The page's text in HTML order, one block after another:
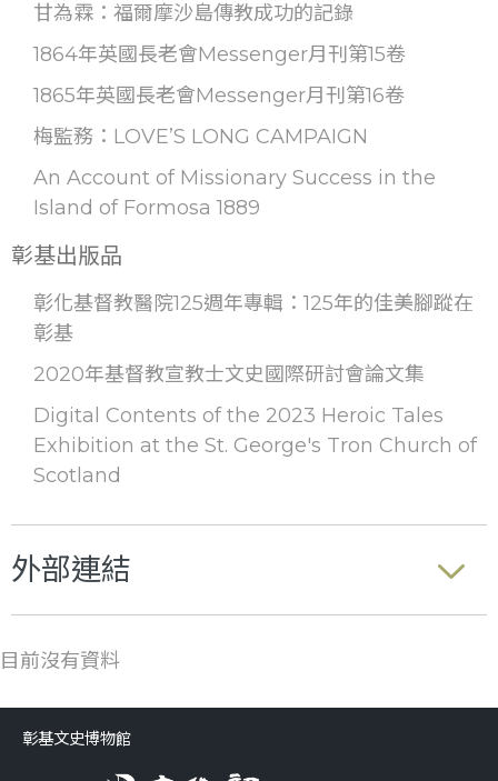
甘為霖：福爾摩沙島傳教成功的記錄
1864年英國長老會Messenger月刊第15卷
1865年英國長老會Messenger月刊第16卷
梅監務：LOVE’S LONG CAMPAIGN
An Account of Missionary Success in the
Island of Formosa 1889
彰基出版品
彰化基督教醫院125週年專輯：125年的佳美腳蹤在
彰基
2020年基督教宣教士文史國際研討會論文集
Digital Contents of the 2023 Heroic Tales
Exhibition at the St. George's Tron Church of
Scotland
外部連結
目前沒有資料
彰基文史博物館